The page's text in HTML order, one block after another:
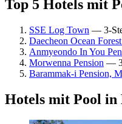
Top 5 Hotels mit
SSE Log Town — 3-
Daecheon Ocean
Anmyeondo In You
Morwenna Pension —
Barammak-i Pension,
Hotels mit Pool